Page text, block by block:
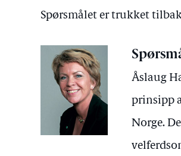
Spørsmålet er trukket
Åslaug
prinsipp
Norge.